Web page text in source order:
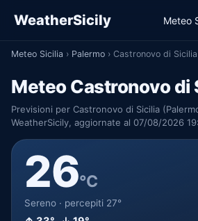
WeatherSicily Meteo
Meteo Sicilia › Palermo › Castronovo di Sicilia
Meteo Castronovo di
Previsioni per Castronovo di Sicilia
WeatherSicily, aggiornate al 07/08/2026
26°C
Sereno · percepiti 27°